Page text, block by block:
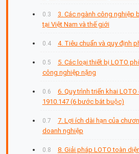
3. Các ngành công nghiệp
tại Việt Nam và thế giới
4. Tiêu chuẩn và quy định
5. Các loại thiết bị LOTO
công nghiệp nặng
6. Quy trình triển khai
1910.147 (6 bước bắt buộc)
7. Lợi ích dài hạn của
doanh nghiệp
8. Giải pháp LOTO toàn